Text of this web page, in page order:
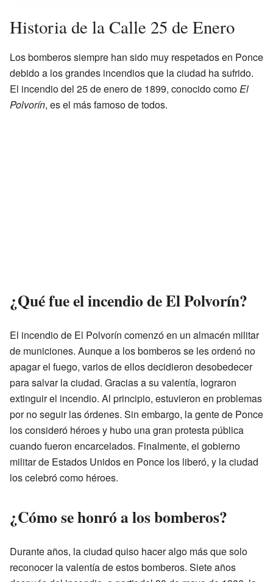
Historia de la Calle 25 de Enero
Los bomberos siempre han sido muy respetados en Ponce
debido a los grandes incendios que la ciudad ha sufrido.
El incendio del 25 de enero de 1899, conocido comoEl
Polvorín, es el más famoso de todos.
¿Qué fue el incendio de El Polvorín?
El incendio de El Polvorín comenzó en un almacén militar
de municiones. Aunque a los bomberos se les ordenó no
apagar el fuego, varios de ellos decidieron desobedecer
para salvar la ciudad. Gracias a su valentía, lograron
extinguir el incendio. Al principio, estuvieron en problemas
por no seguir las órdenes. Sin embargo, la gente de Ponce
los consideró héroes y hubo una gran protesta pública
cuando fueron encarcelados. Finalmente, el gobierno
militar de Estados Unidos en Ponce los liberó, y la ciudad
los celebró como héroes.
¿Cómo se honró a los bomberos?
Durante años, la ciudad quiso hacer algo más que solo
reconocer la valentía de estos bomberos. Siete años